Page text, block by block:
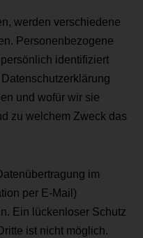
werden verschiedene
Personenbezogene
identifiziert
und wofür wir sie
zu welchem Zweck das
im
per E-Mail)
Ein lückenloser Schutz
ist nicht möglich.